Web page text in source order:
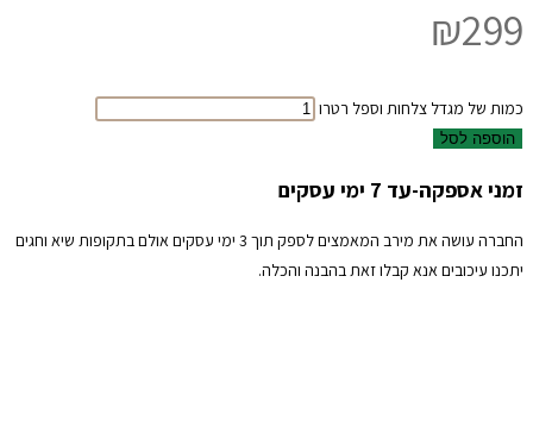
₪299
כמות של מגדל צלחות וספל רטרו
הוספה לסל
זמני אספקה-עד 7 ימי עסקים
החברה עושה את מירב המאמצים לספק תוך 3 ימי עסקים אולם בתקופות שיא וחגים
יתכנו עיכובים אנא קבלו זאת בהבנה והכלה.